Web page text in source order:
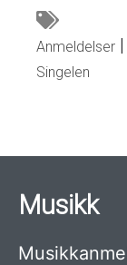
Anmeldelser
Singelen
Musikk